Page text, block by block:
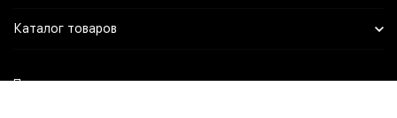
Каталог товаров
Политика персональных данных